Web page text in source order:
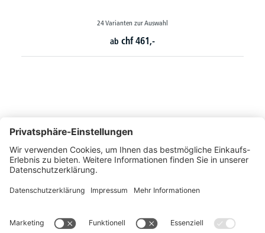
24 Varianten zur Auswahl
ab chf 461,-
Montags bis Freitags von 08:30 - 17:00 Uhr
+41 44 240 / 11 55
+41 44 240 / 11 57
info@office-trade.ch